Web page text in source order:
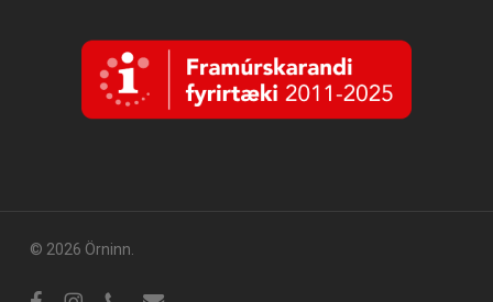
© 2026 Örninn.